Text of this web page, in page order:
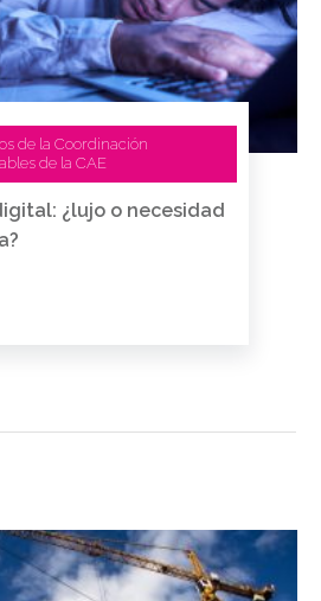
de la Coordinación
de la CAE
¿lujo o necesidad